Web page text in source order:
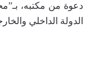
دعوة من مكتبه،
الدولة الداخلي